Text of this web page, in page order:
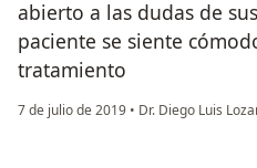
abierto a las dudas de
paciente se siente
tratamiento
7 de julio de 2019 • Dr. Diego Luis